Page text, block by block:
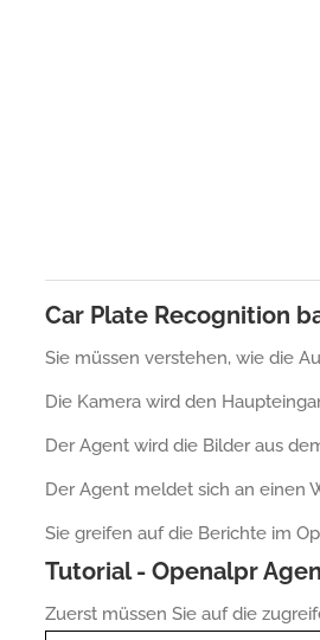
Car Plate Recognition
Sie müssen verstehen, wie die
Die Kamera wird den
Der Agent wird die Bilder aus
Der Agent meldet sich an einen
Sie greifen auf die Berichte im
Tutorial - Openalpr
Zuerst müssen Sie auf die